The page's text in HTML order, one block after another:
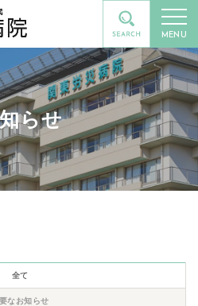
MENU
らせ
全て
なお知らせ